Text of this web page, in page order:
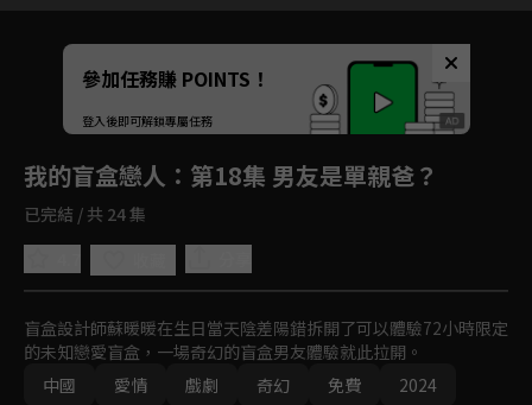
Unmute
如有不便請見諒
參加任務賺 POINTS！
登入後即可解鎖專屬任務
我的盲盒戀人 ：第18集 男友是單親爸？
已完結 / 共 24 集
盲盒設計師蘇暖暖在生日當天陰差陽錯拆開了可以體驗72小時限定
的未知戀愛盲盒，一場奇幻的盲盒男友體驗就此拉開。
中國
愛情 戲劇 奇幻 免費 2024